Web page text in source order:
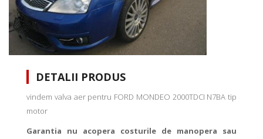
DETALII PRODUS
vindem valva aer pentru FORD MONDEO 2000TDCI N7BA tip
motor
Garantia nu acopera costurile de manopera sau